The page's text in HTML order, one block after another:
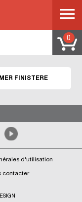
0
FINISTERE
d'utilisation
contacter